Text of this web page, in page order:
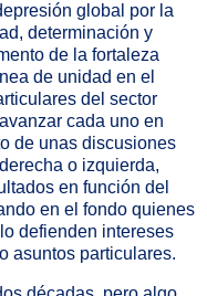
global por la
determinación y
de la fortaleza
de unidad en el
del sector
cada uno en
de unas discusiones
o izquierda,
en función del
en el fondo quienes
defienden intereses
asuntos particulares.